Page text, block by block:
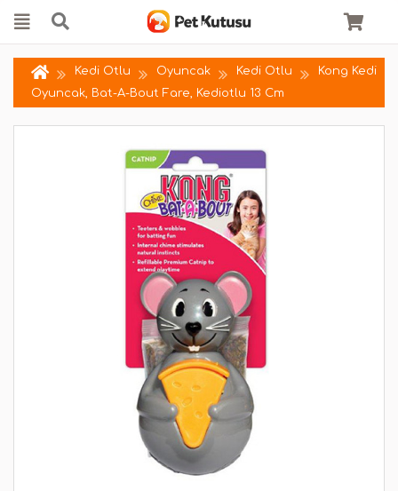
Kedi Otlu Oyuncak Kedi Otlu
Kong Kedi
Oyuncak, Bat-A-Bout Fare, Kediotlu 13 Cm